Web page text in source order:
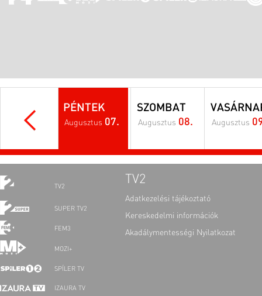
PÉNTEK
Augusztus 07.
SZOMBAT
Augusztus 08. Augusztus
TV2
SUPER TV2
FEM3
MOZI+
SPÍLER TV
IZAURA TV
TV2
Adatkezelési tájékoztató
Kereskedelmi információk
Akadálymentességi Nyilatkozat